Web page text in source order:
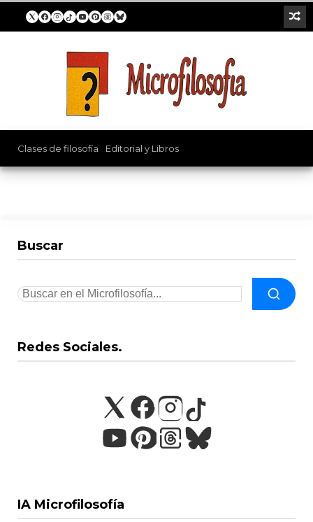
Clases de filosofía Editorial y Libros
Buscar
Redes Sociales.
IA Microfilosofía